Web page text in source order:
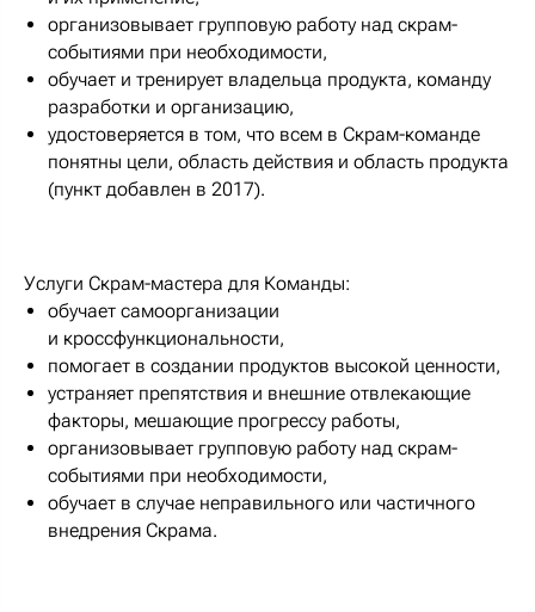
организовывает групповую работу над скрам-
событиями при необходимости,
обучает и тренирует владельца продукта, команду
разработки и организацию,
удостоверяется в том, что всем в Скрам-команде
понятны цели, область действия и область продукта
(пункт добавлен в 2017).
Услуги Скрам-мастера для Команды:
обучает самоорганизации
и кроссфункциональности,
помогает в создании продуктов высокой ценности,
устраняет препятствия и внешние отвлекающие
факторы, мешающие прогрессу работы,
организовывает групповую работу над скрам-
событиями при необходимости,
обучает в случае неправильного или частичного
внедрения Скрама.